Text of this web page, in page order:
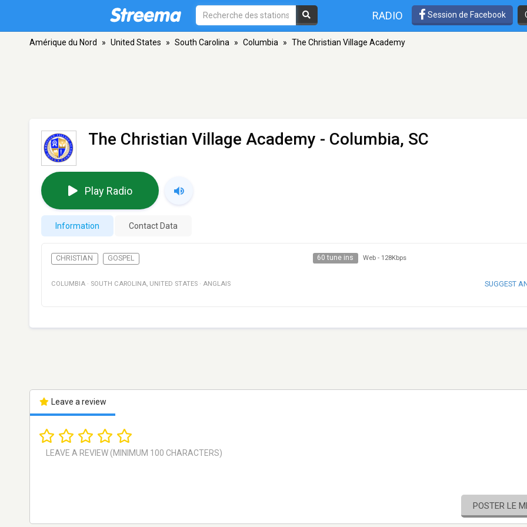
RADIO Session de Facebook
Amérique du Nord » United States » South Carolina » Columbia » The Christian Village Academy
The Christian Village Academy - Columbia, SC
Play Radio
Information Contact Data
CHRISTIAN GOSPEL 60 tune ins Web - 128Kbps
COLUMBIA · SOUTH CAROLINA, UNITED STATES · ANGLAIS SUGGEST
Leave a review
POSTER LE